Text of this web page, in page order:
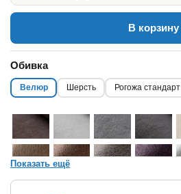
В корзину
Обивка
Велюр Шерсть Рогожа стандарт
Показать ещё